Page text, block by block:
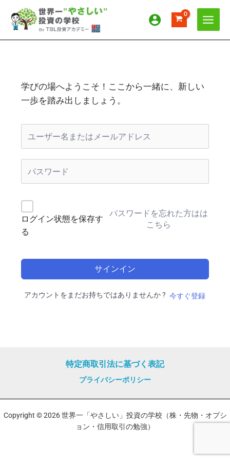
ス
学びの場へようこそ！ここから一緒に、新しい
一歩を踏み出しましょう。
ログイン状態を保存す
る
パスワードを忘れた方はは
こちら
サインイン
アカウントをまだお持ちではありませんか ? 今すぐ登録
特定商取引法に基づく表記
プライバシーポリシー
Copyright © 2026 世界一「やさしい」投資の学校（株・先物・オプシ
ョン・信用取引の勉強）